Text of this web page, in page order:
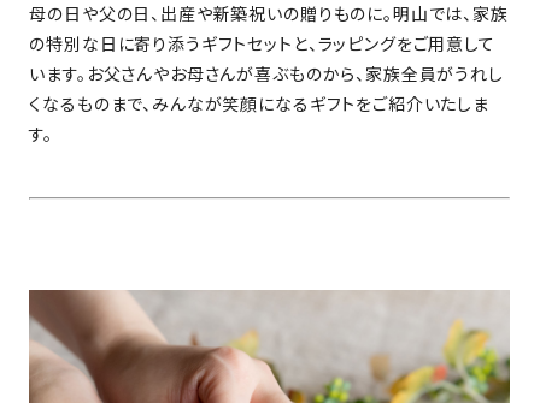
母の日や父の日、出産や新築祝いの贈りものに。明山では、家族
の特別な日に寄り添うギフトセットと、ラッピングをご用意して
います。お父さんやお母さんが喜ぶものから、家族全員がうれし
くなるものまで、みんなが笑顔になるギフトをご紹介いたしま
す。